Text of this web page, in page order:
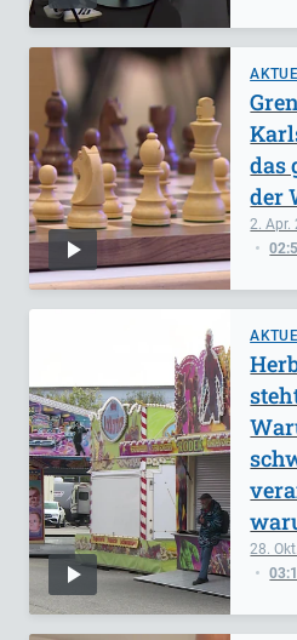
2. Apr.
das
der
28.